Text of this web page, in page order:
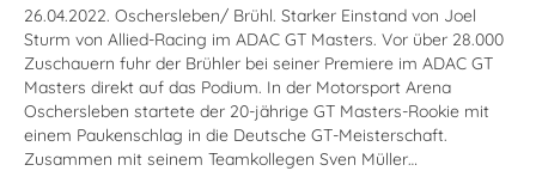
26.04.2022. Oschersleben/ Brühl. Starker Einstand von Joel
Sturm von Allied-Racing im ADAC GT Masters. Vor über 28.000
Zuschauern fuhr der Brühler bei seiner Premiere im ADAC GT
Masters direkt auf das Podium. In der Motorsport Arena
Oschersleben startete der 20-jährige GT Masters-Rookie mit
einem Paukenschlag in die Deutsche GT-Meisterschaft.
Zusammen mit seinem Teamkollegen Sven Müller…